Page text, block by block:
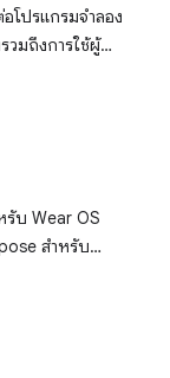
โปรแกรมจำลอง
วมถึงการใช้ผู้
ณ์ Android และ
รับ Wear OS
สำหรับ